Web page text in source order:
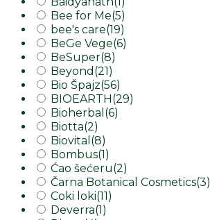
Bee for Me(5)
bee's care(19)
BeGe Vege(6)
BeSuper(8)
Beyond (21)
Bio Špajz(56)
BIOEARTH(29)
Bioherbal (6)
Biotta(2)
Biovital (8)
Bombus(1)
Ćao šećeru(2)
Čarna Botanical Cosmetics(3)
Coki loki(11)
Deverra(1)